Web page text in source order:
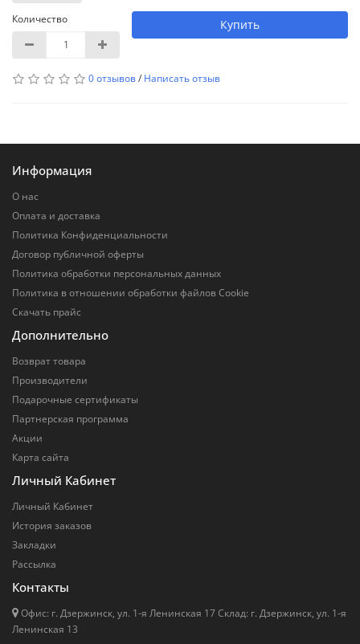
Количество Купить
0 отзывов/ Написать отзыв
Информация
О нас
Оплата и доставка
Политика Конфиденциальности
Договор публичной оферты
Политика обработки персональных данных
Политика в отношении обработки файлов Cookie
Скачать прайс
Дополнительно
Возврат товара
Производители
Подарочные сертификаты
Партнерская программа
Акции
Карта сайта
Личный Кабинет
Личный Кабинет
История заказов
Закладки
Рассылка
Контакты
Офис: г. Дзержинск, ул. 1-я Ленинская 17 Cклад: г. Дзержинск, ул. 1-я
Ленинская 13